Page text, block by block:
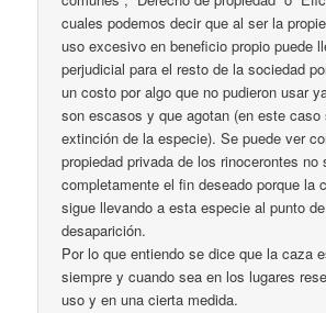
cuales podemos decir que al ser la
uso excesivo en beneficio propio puede
perjudicial para el resto de la sociedad
un costo por algo que no pudieron usar
son escasos y que agotan (en este caso
extinción de la especie). Se puede ver
propiedad privada de los rinocerontes no
completamente el fin deseado porque la
sigue llevando a esta especie al punto
desaparición.
Por lo que entiendo se dice que la caza
siempre y cuando sea en los lugares
uso y en una cierta medida.